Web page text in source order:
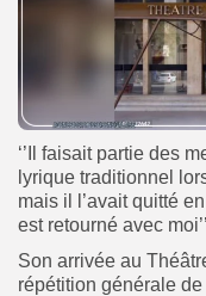
‘’Il faisait partie des
lyrique traditionnel
mais il l’avait quitté
est retourné avec
Son arrivée au
répétition générale